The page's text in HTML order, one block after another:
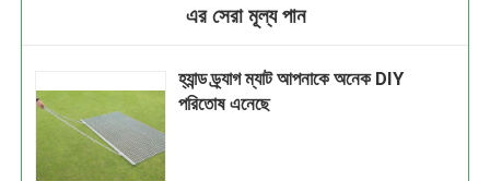
এর সেরা মূল্য পান
হ্যান্ড ড্র্যাগ ম্যাট আপনাকে অনেক DIY
পরিতোষ এনেছে